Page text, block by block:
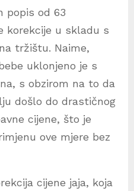
popis od 63
korekcije u skladu s
tržištu. Naime,
uklonjeno je s
s obzirom na to da
došlo do drastičnog
cijene, što je
ove mjere bez
cijene jaja, koja